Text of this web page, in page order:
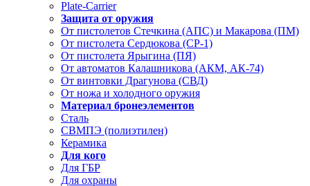
Plate-Carrier
Защита от оружия
От пистолетов Стечкина (АПС) и Макарова (ПМ)
От пистолета Сердюкова (СР-1)
От пистолета Ярыгина (ПЯ)
От автоматов Калашникова (АКМ, АК-74)
От винтовки Драгунова (СВД)
От ножа и холодного оружия
Материал бронеэлементов
Сталь
СВМПЭ (полиэтилен)
Керамика
Для кого
Для ГБР
Для охраны